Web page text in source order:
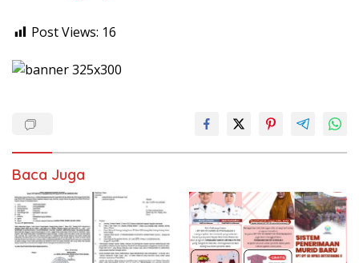
Post Views: 16
Baca Juga